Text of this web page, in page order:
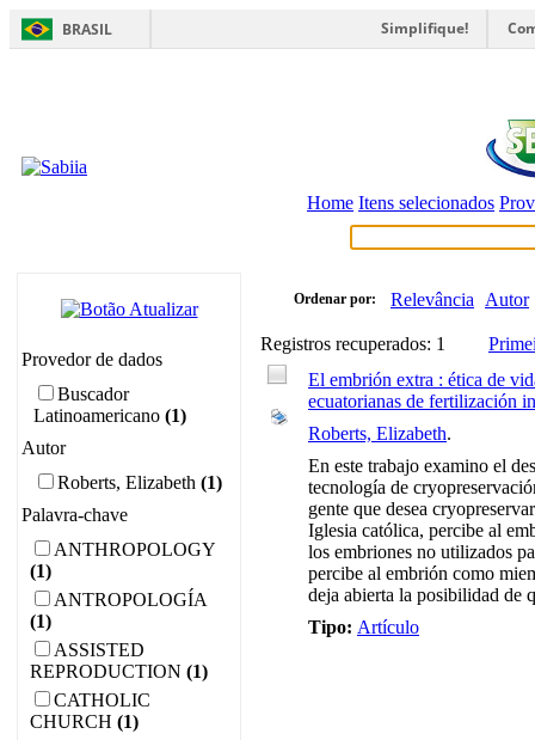
BRASIL Simplifique!
Home Itens selecionados
Provedor de dados
Buscador
Latinoamericano (1)
Autor
Roberts, Elizabeth (1)
Palavra-chave
ANTHROPOLOGY
(1)
ANTROPOLOGÍA
(1)
ASSISTED
REPRODUCTION (1)
CATHOLIC
CHURCH (1)
Ordenar por: Relevância Autor
Registros recuperados: 1
El embrión extra : ética de
ecuatorianas de fertilización
Roberts, Elizabeth.
En este trabajo examino el
tecnología de
gente que desea
Iglesia católica, percibe al
los embriones no utilizados
percibe al embrión como
deja abierta la posibilidad de
Tipo: Artículo